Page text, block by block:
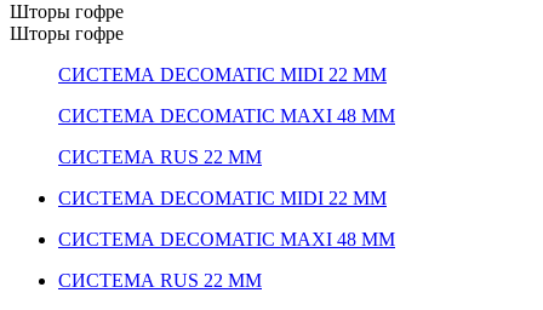
Шторы гофре
Шторы гофре
СИСТЕМА DECOMATIC MIDI 22 ММ
СИСТЕМА DECOMATIC MAXI 48 ММ
СИСТЕМА RUS 22 ММ
СИСТЕМА DECOMATIC MIDI 22 ММ
СИСТЕМА DECOMATIC MAXI 48 ММ
СИСТЕМА RUS 22 ММ